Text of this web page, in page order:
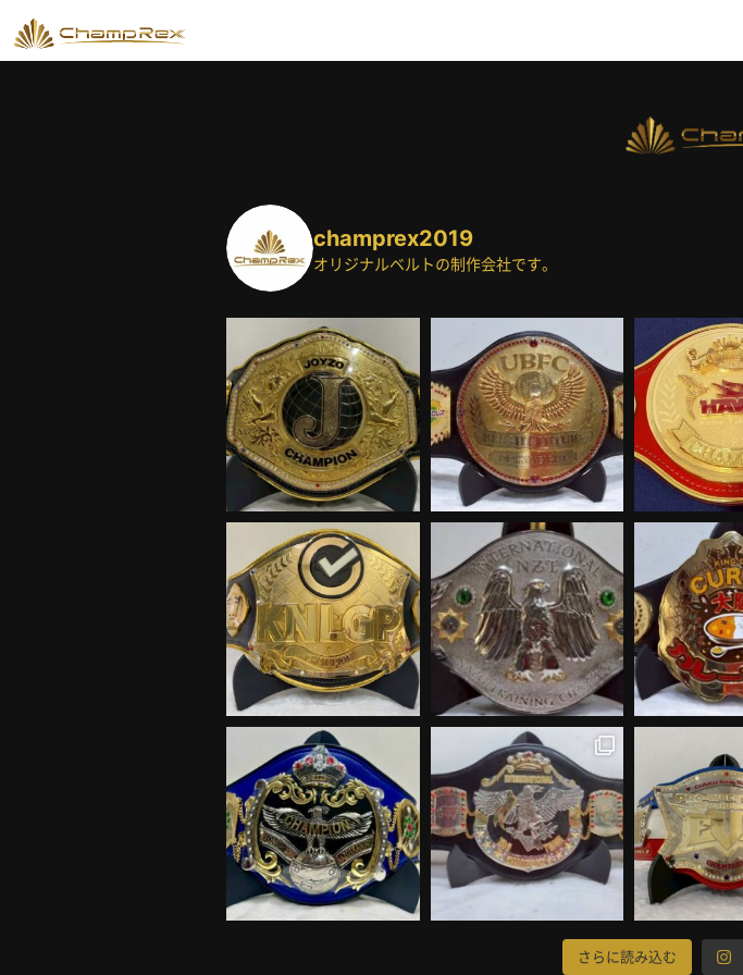
champrex2019
オリジナルベルトの制作会社です。
さらに読み込む